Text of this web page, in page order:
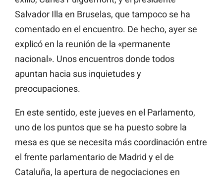
Salvador Illa en Bruselas, que tampoco se ha
comentado en el encuentro. De hecho, ayer se
explicó en la reunión de la «permanente
nacional». Unos encuentros donde todos
apuntan hacia sus inquietudes y
preocupaciones.
En este sentido, este jueves en el Parlamento,
uno de los puntos que se ha puesto sobre la
mesa es que se necesita más coordinación entre
el frente parlamentario de Madrid y el de
Cataluña, la apertura de negociaciones en